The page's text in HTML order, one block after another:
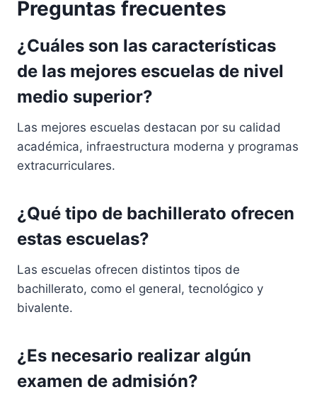
Preguntas frecuentes
¿Cuáles son las características
de las mejores escuelas de nivel
medio superior?
Las mejores escuelas destacan por su calidad
académica, infraestructura moderna y programas
extracurriculares.
¿Qué tipo de bachillerato ofrecen
estas escuelas?
Las escuelas ofrecen distintos tipos de
bachillerato, como el general, tecnológico y
bivalente.
¿Es necesario realizar algún
examen de admisión?